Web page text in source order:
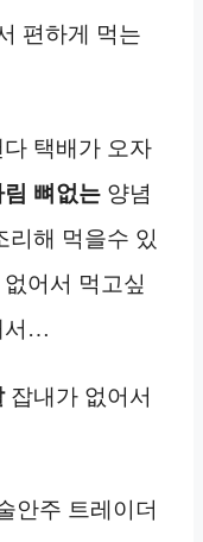
편하게 먹는
택배가 오자
림 뼈없는 양념
리해 먹을수 있
어서 먹고싶
서…
잡내가 없어서
안주 트레이더